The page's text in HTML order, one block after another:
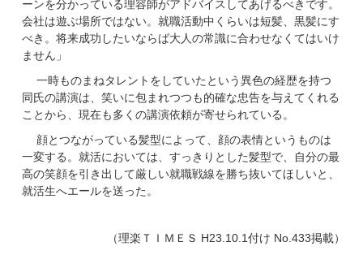
ーンを分かっている理容師がアドバイスしてあげるべきです。
会社は遊ぶ場所ではない。就職活動中くらいは短髪、黒髪にす
べき。将来成功したいならば大人の常識に合わせなくてはいけ
ません」
一時ものまねタレントをしていたという異色の経歴を持つ
同氏の講演は、笑いに包まれつつも的確な忠告を与えてくれる
ことから、現在も多くの講演依頼が寄せられている。
顔とつながっている髪型によって、顔の表情というものは
一変する。就活においては、すっきりとした髪型で、自分の最
高の笑顔を引き出して厳しい就職戦線を勝ち抜いてほしいと、
就活生へエールを送った。
（理楽ＴＩＭＥＳ H23.10.1付け No.433掲載）